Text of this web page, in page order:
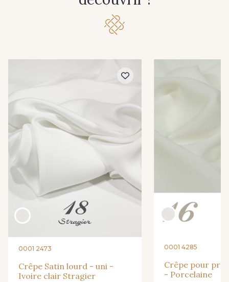
39 - Gris taupé
18 - Ivoire Clair
0001 2473
Crêpe Satin lourd - uni -
Ivoire clair Stragier
0001 4285
Crêpe pour
- Porcelaine